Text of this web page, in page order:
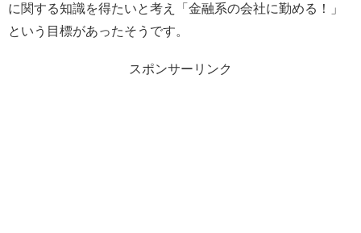
に関する知識を得たいと考え「金融系の会社に勤める！」
という目標があったそうです。
スポンサーリンク